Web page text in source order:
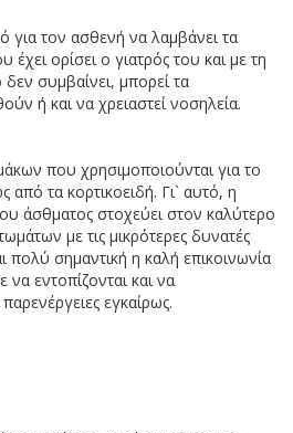
για τον ασθενή να λαμβάνει τα
ορίσει ο γιατρός του και με τη
συμβαίνει, μπορεί τα
ή και να χρειαστεί νοσηλεία.
που χρησιμοποιούνται για το
από τα κορτικοειδή. Γι` αυτό, η
άσθματος στοχεύει στον καλύτερο
με τις μικρότερες δυνατές
πολύ σημαντική η καλή επικοινωνία
εντοπίζονται και να
εγκαίρως.